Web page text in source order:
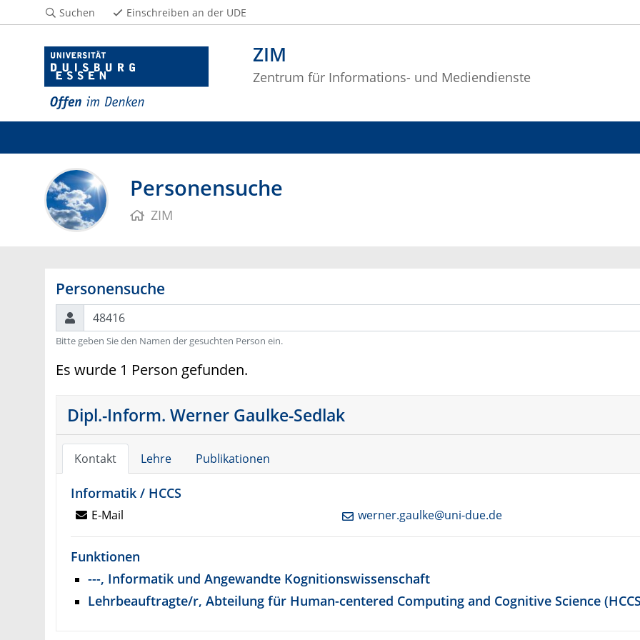
ZIM
Zentrum für Informations- und Mediendienste
Suchen Einschreiben an der UDE
Personensuche
ZIM
Personensuche
Suchen
Bitte geben Sie den Namen der gesuchten Person ein.
Es wurde 1 Person gefunden.
Dipl.-Inform. Werner Gaulke-Sedlak
Kontakt Lehre Publikationen
Informatik / HCCS
E-Mail werner.gaulke@uni-due.de
Funktionen
---, Informatik und Angewandte Kognitionswissenschaft
Lehrbeauftragte/r, Abteilung für Human-centered Computing and Cognitive Science